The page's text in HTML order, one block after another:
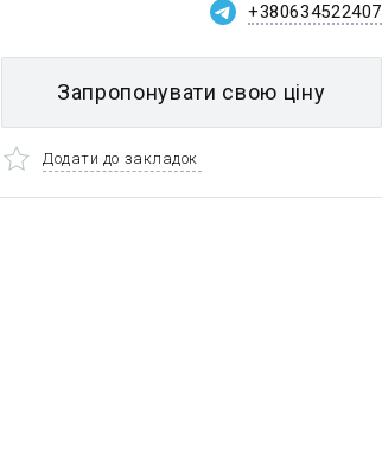
+380634522407
Запропонувати свою ціну
Додати до закладок